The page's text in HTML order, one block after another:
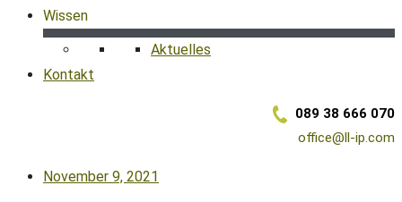
Wissen
Aktuelles
Kontakt
089 38 666 070
office@ll-ip.com
November 9, 2021